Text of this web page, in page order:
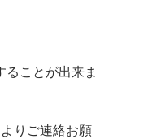
ことが出来ま
りご連絡お願